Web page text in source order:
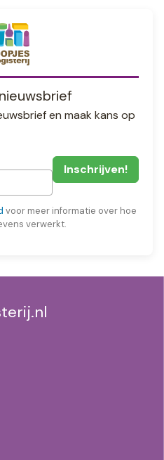
en maak kans op
voor meer informatie over hoe
verwerkt.